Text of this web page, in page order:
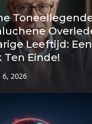
Leeftijd: Een
Ten Einde!
2026